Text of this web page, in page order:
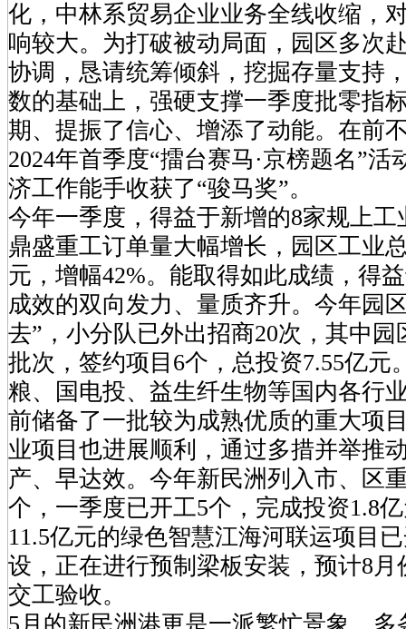
化，中林系贸易企业业务全线收缩，
响较大。为打破被动局面，园区多次
协调，恳请统筹倾斜，挖掘存量支持
数的基础上，强硬支撑一季度批零指
期、提振了信心、增添了动能。在前
2024年首季度“擂台赛马·京榜题名”活
济工作能手收获了“骏马奖”。
今年一季度，得益于新增的8家规上
鼎盛重工订单量大幅增长，园区工业
元，增幅42%。能取得如此成绩，得
成效的双向发力、量质齐升。今年园
去”，小分队已外出招商20次，其中园
批次，签约项目6个，总投资7.55亿元
粮、国电投、益生纤生物等国内各行
前储备了一批较为成熟优质的重大项
业项目也进展顺利，通过多措并举推
产、早达效。今年新民洲列入市、区
个，一季度已开工5个，完成投资1.8
11.5亿元的绿色智慧江海河联运项目
设，正在进行预制梁板安装，预计8
交工验收。